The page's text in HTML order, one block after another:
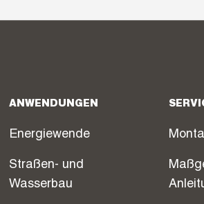
ANWENDUNGEN
Energiewende
Straßen- und
Wasserbau